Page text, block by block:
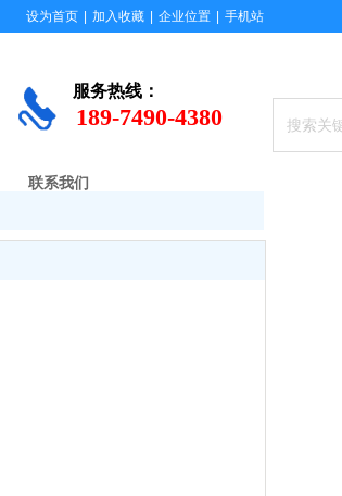
服务热线：
189-7490-4380
联系我们
设为首页 加入收藏 企业位置 手机站